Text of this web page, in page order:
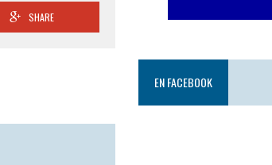
SHARE
EN FACEBOOK